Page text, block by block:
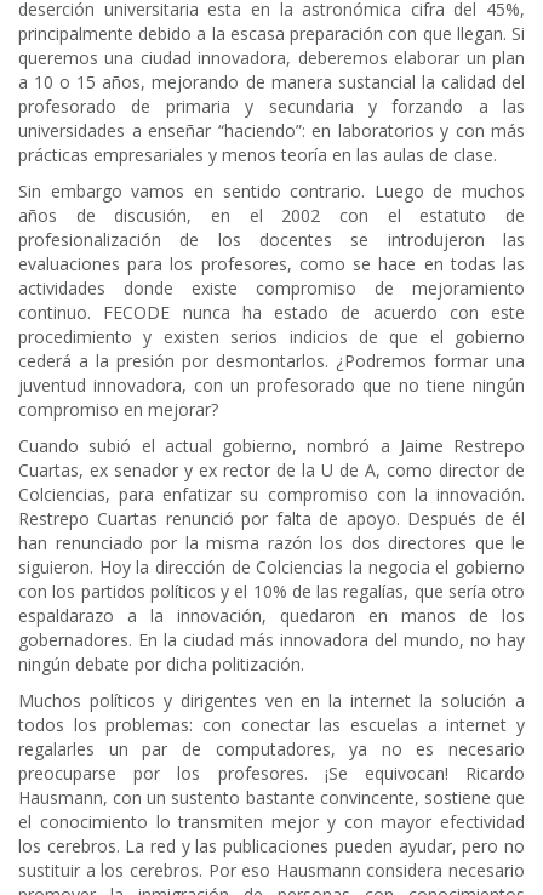
deserción universitaria esta en la astronómica cifra del 45%,
principalmente debido a la escasa preparación con que llegan. Si
queremos una ciudad innovadora, deberemos elaborar un plan
a 10 o 15 años, mejorando de manera sustancial la calidad del
profesorado de primaria y secundaria y forzando a las
universidades a enseñar “haciendo”: en laboratorios y con más
prácticas empresariales y menos teoría en las aulas de clase.
Sin embargo vamos en sentido contrario. Luego de muchos
años de discusión, en el 2002 con el estatuto de
profesionalización de los docentes se introdujeron las
evaluaciones para los profesores, como se hace en todas las
actividades donde existe compromiso de mejoramiento
continuo. FECODE nunca ha estado de acuerdo con este
procedimiento y existen serios indicios de que el gobierno
cederá a la presión por desmontarlos. ¿Podremos formar una
juventud innovadora, con un profesorado que no tiene ningún
compromiso en mejorar?
Cuando subió el actual gobierno, nombró a Jaime Restrepo
Cuartas, ex senador y ex rector de la U de A, como director de
Colciencias, para enfatizar su compromiso con la innovación.
Restrepo Cuartas renunció por falta de apoyo. Después de él
han renunciado por la misma razón los dos directores que le
siguieron. Hoy la dirección de Colciencias la negocia el gobierno
con los partidos políticos y el 10% de las regalías, que sería otro
espaldarazo a la innovación, quedaron en manos de los
gobernadores. En la ciudad más innovadora del mundo, no hay
ningún debate por dicha politización.
Muchos políticos y dirigentes ven en la internet la solución a
todos los problemas: con conectar las escuelas a internet y
regalarles un par de computadores, ya no es necesario
preocuparse por los profesores. ¡Se equivocan! Ricardo
Hausmann, con un sustento bastante convincente, sostiene que
el conocimiento lo transmiten mejor y con mayor efectividad
los cerebros. La red y las publicaciones pueden ayudar, pero no
sustituir a los cerebros. Por eso Hausmann considera necesario